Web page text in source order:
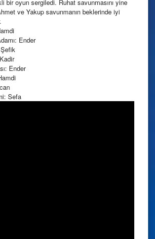
bir oyun sergiledi. Ruhat savunmasını yine
ve Yakup savunmanın beklerinde iyi
Ender
Ender
Sefa